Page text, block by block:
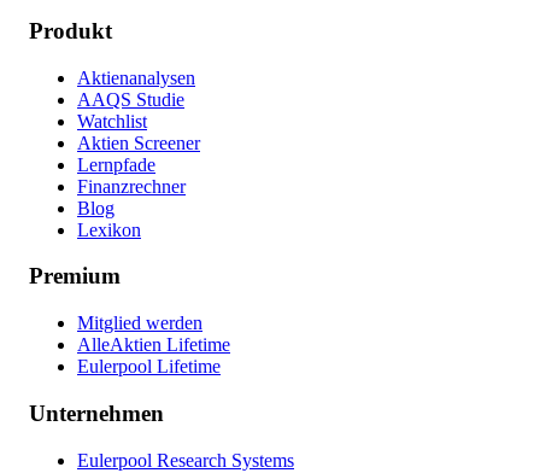
Produkt
Aktienanalysen
AAQS Studie
Watchlist
Aktien Screener
Lernpfade
Finanzrechner
Blog
Lexikon
Premium
Mitglied werden
AlleAktien Lifetime
Eulerpool Lifetime
Unternehmen
Eulerpool Research Systems